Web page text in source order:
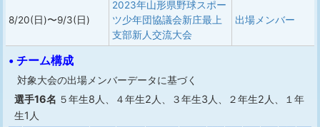
8/20(日)〜9/3(日)
2023年山形県野球スポー
ツ少年団協議会新庄最上
支部新人交流大会
出場メンバー
• チーム構成
対象大会の出場メンバーデータに基づく
選手16名 ５年生8人、４年生2人、３年生3人、２年生2人、１年
生1人